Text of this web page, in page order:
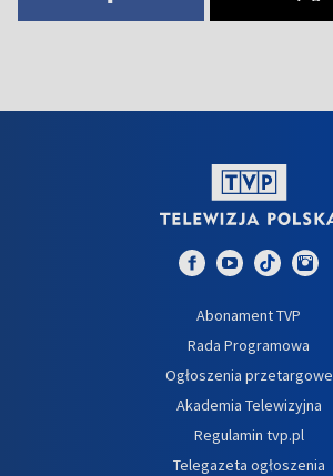
Abonament TVP
Rada Programowa
Ogłoszenia przetargowe
Akademia Telewizyjna
Regulamin tvp.pl
Telegazeta ogłoszenia